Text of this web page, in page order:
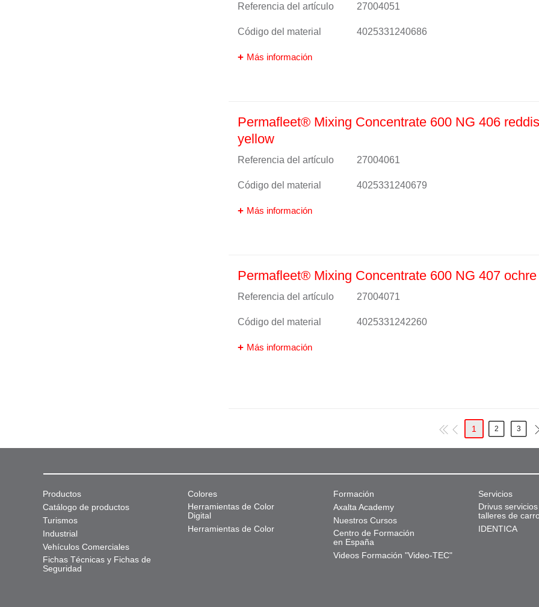
Referencia del artículo 27004051
Código del material 4025331240686
Más información
Permafleet® Mixing Concentrate 600 NG 406
yellow
Referencia del artículo 27004061
Código del material 4025331240679
Más información
Permafleet® Mixing Concentrate 600 NG 407 ochre
Referencia del artículo 27004071
Código del material 4025331242260
Más información
1 2 3
Productos
Catálogo de productos
Turismos
Industrial
Vehículos Comerciales
Fichas Técnicas y Fichas de
Seguridad
Colores
Herramientas de Color
Digital
Herramientas de Color
Formación
Axalta Academy
Nuestros Cursos
Centro de Formación
en España
Videos Formación "Video-TEC"
Servicios
Drivus
talleres de
IDENTICA